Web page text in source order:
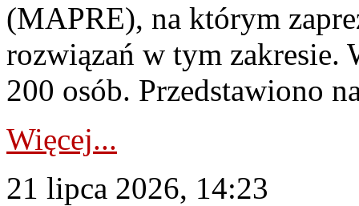
(MAPRE), na którym
rozwiązań w tym zakresie.
200 osób. Przedstawiono
Więcej...
21 lipca 2026, 14:23